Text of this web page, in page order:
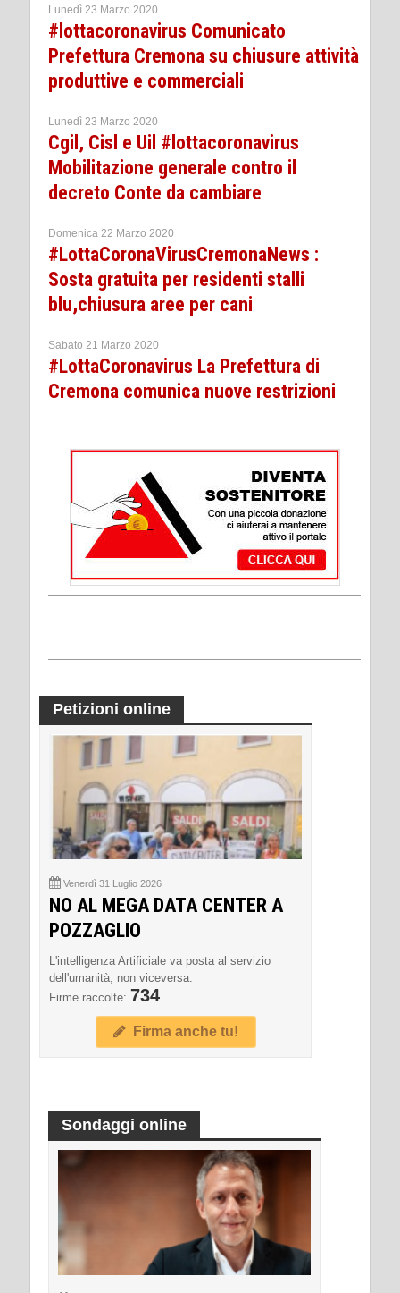
Lunedì 23 Marzo 2020
#lottacoronavirus Comunicato
Prefettura Cremona su chiusure attività
produttive e commerciali
Lunedì 23 Marzo 2020
Cgil, Cisl e Uil #lottacoronavirus
Mobilitazione generale contro il
decreto Conte da cambiare
Domenica 22 Marzo 2020
#LottaCoronaVirusCremonaNews :
Sosta gratuita per residenti stalli
blu,chiusura aree per cani
Sabato 21 Marzo 2020
#LottaCoronavirus La Prefettura di
Cremona comunica nuove restrizioni
Petizioni online
Venerdì 31 Luglio 2026
NO AL MEGA DATA CENTER A
POZZAGLIO
L'intelligenza Artificiale va posta al servizio
dell'umanità, non viceversa.
Firme raccolte: 734
Firma anche tu!
Sondaggi online